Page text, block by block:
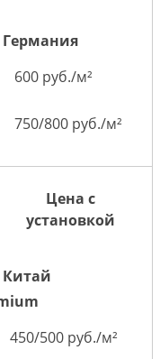
Германия
600 руб./м²
750/800 руб./м²
Цена с
установкой
Китай
450/500 руб./м²